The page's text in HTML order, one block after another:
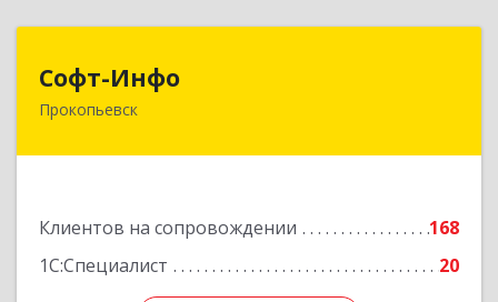
Софт-Инфо
Прокопьевск
Клиентов на сопровождении
168
1С:Специалист
20
653039, Кемеровская область - Кузбасс,
Подробнее